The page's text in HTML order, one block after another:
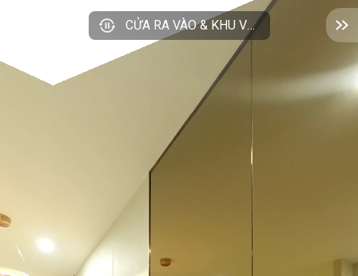
CỬA RA VÀO & KHU VỰC BẾP